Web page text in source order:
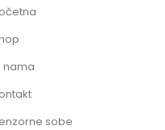
nama
sobe